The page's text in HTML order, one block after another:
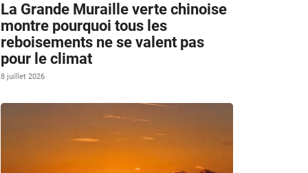
La Grande Muraille verte chinoise
montre pourquoi tous les
reboisements ne se valent pas
pour le climat
8 juillet 2026